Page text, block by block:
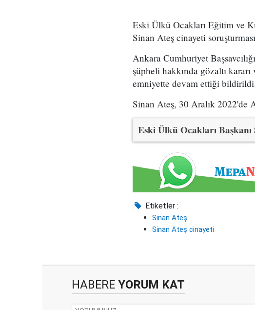
Eski Ülkü Ocakları Eğitim ve
Sinan Ateş cinayeti
Ankara Cumhuriyet
şüpheli hakkında gözaltı
emniyette devam ettiği
Sinan Ateş, 30 Aralık 2022'de
Eski Ülkü Ocakları
Etiketler :
Sinan Ateş
Sinan Ateş cinayeti
HABERE YORUM KAT